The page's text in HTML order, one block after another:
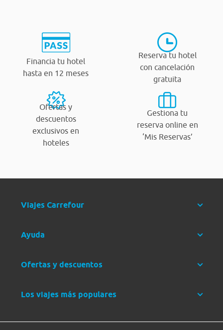
Financia tu hotel
hasta en 12 meses
Reserva tu hotel
con cancelación
gratuita
Ofertas y
descuentos
exclusivos en
hoteles
Gestiona tu
reserva online en
‘Mis Reservas’
Viajes Carrefour
Ayuda
Ofertas y descuentos
Los viajes más populares